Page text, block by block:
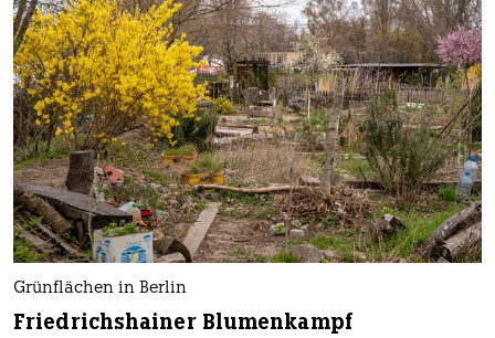
Grünflächen in Berlin
Friedrichshainer Blumenkampf